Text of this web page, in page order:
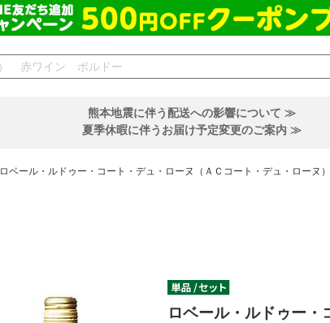
熊本地震に伴う配送への影響について ≫
夏季休暇に伴うお届け予定変更のご案内 ≫
ロベール・ルドゥー・コート・デュ・ローヌ（ＡＣコート・デュ・ローヌ）
ロベール・ルドゥー・